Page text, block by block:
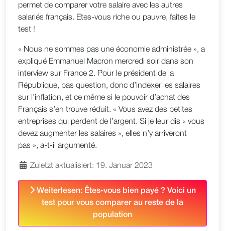
permet de comparer votre salaire avec les autres
salariés français. Etes-vous riche ou pauvre, faites le
test !
« Nous ne sommes pas une économie administrée », a
expliqué Emmanuel Macron mercredi soir dans son
interview sur France 2. Pour le président de la
République, pas question, donc d’indexer les salaires
sur l’inflation, et ce même si le pouvoir d’achat des
Français s’en trouve réduit. « Vous avez des petites
entreprises qui perdent de l’argent. Si je leur dis « vous
devez augmenter les salaires », elles n’y arriveront
pas », a-t-il argumenté.
Zuletzt aktualisiert: 19. Januar 2023
Weiterlesen: Êtes-vous bien payé ? Voici un
test pour vous comparer au reste de la
population